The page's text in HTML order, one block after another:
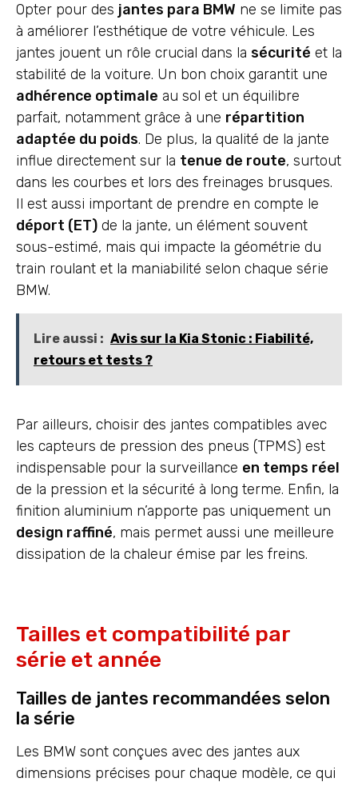
Opter pour des jantes para BMW ne se limite pas
à améliorer l’esthétique de votre véhicule. Les
jantes jouent un rôle crucial dans la sécurité et la
stabilité de la voiture. Un bon choix garantit une
adhérence optimale au sol et un équilibre
parfait, notamment grâce à une répartition
adaptée du poids. De plus, la qualité de la jante
influe directement sur la tenue de route, surtout
dans les courbes et lors des freinages brusques.
Il est aussi important de prendre en compte le
déport (ET) de la jante, un élément souvent
sous-estimé, mais qui impacte la géométrie du
train roulant et la maniabilité selon chaque série
BMW.
Lire aussi : Avis sur la Kia Stonic : Fiabilité,
retours et tests ?
Par ailleurs, choisir des jantes compatibles avec
les capteurs de pression des pneus (TPMS) est
indispensable pour la surveillance en temps réel
de la pression et la sécurité à long terme. Enfin, la
finition aluminium n’apporte pas uniquement un
design raffiné, mais permet aussi une meilleure
dissipation de la chaleur émise par les freins.
Tailles et compatibilité par
série et année
Tailles de jantes recommandées selon
la série
Les BMW sont conçues avec des jantes aux
dimensions précises pour chaque modèle, ce qui